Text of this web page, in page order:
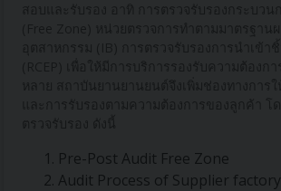
Pre-Post Audit Free Zone
Audit Process of Supplier factory